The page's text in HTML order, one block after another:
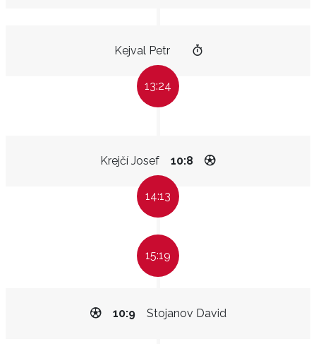
Kejval Petr
13:24
Krejčí Josef 10:8
14:13
15:19
Stojanov David
10:9